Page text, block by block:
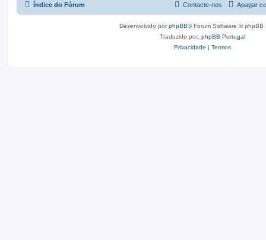
Índice do Fórum Apagar
Contacte-nos
Desenvolvido porphpBB® Forum Software © phpBB
Traduzido por: phpBB Portugal
Privacidade | Termos